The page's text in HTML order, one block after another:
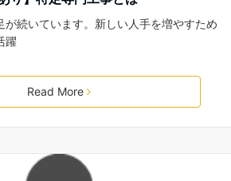
が続いています。新しい人手を増やすため
躍
Read More